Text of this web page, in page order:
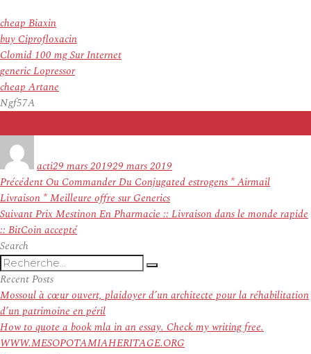
cheap Biaxin
buy Ciprofloxacin
Clomid 100 mg Sur Internet
generic Lopressor
cheap Artane
Ngf57A
actile
29 mars 201929 mars 2019
Navigation
de
l’article
Précédent Article
précédent :
Ou Commander Du Conjugated estrogens * Airmail
Livraison * Meilleure offre sur Generics
SuivantArticle
suivant :
Prix Mestinon En Pharmacie :: Livraison dans le monde rapide
:: BitCoin accepté
Search
Recherche
pour
:
Recherche
Recent Posts
Mossoul à cœur ouvert, plaidoyer d’un architecte pour la réhabilitation
d’un patrimoine en péril
How to quote a book mla in an essay. Check my writing free.
WWW.MESOPOTAMIAHERITAGE.ORG